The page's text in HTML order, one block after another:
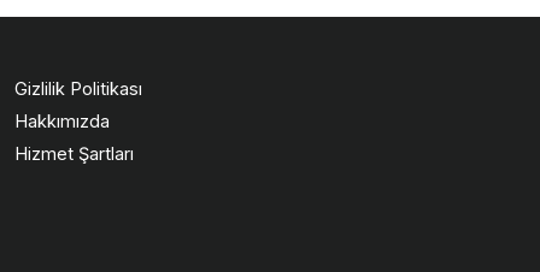
Gizlilik Politikası
Hakkımızda
Hizmet Şartları